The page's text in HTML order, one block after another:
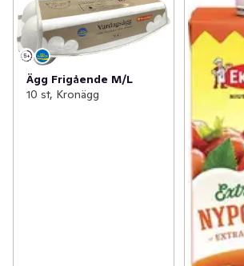
Ägg Frigående M/L
10 st, Kronägg